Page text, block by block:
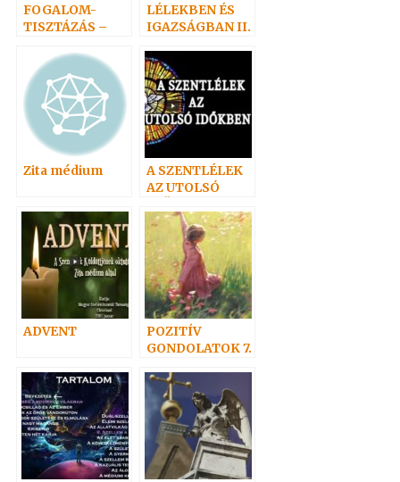
FOGALOM-
TISZTÁZÁS –
LÉLEKBEN ÉS
IGAZSÁGBAN II.
Zita médium
A SZENTLÉLEK
AZ UTOLSÓ
ADVENT
POZITÍV
GONDOLATOK 7.